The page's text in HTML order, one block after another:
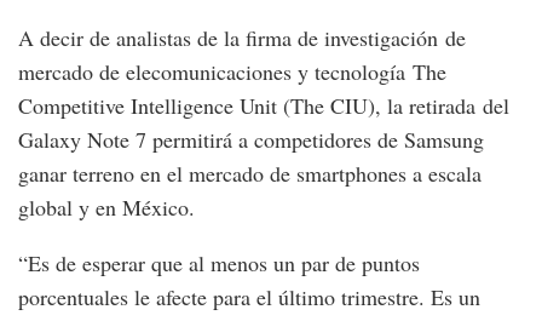
A decir de analistas de la firma de investigación de
mercado de elecomunicaciones y tecnología The
Competitive Intelligence Unit (The CIU), la retirada del
Galaxy Note 7 permitirá a competidores de Samsung
ganar terreno en el mercado de smartphones a escala
global y en México.
“Es de esperar que al menos un par de puntos
porcentuales le afecte para el último trimestre. Es un